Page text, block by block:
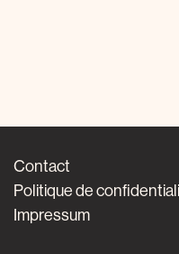
Contact
Politique de
Impressum